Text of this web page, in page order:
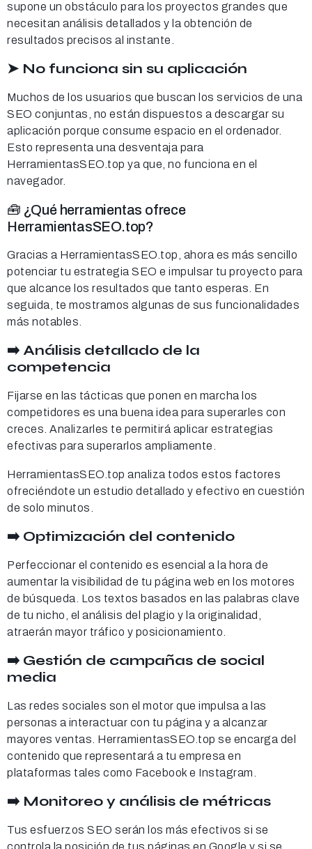
supone un obstáculo para los proyectos grandes que
necesitan análisis detallados y la obtención de
resultados precisos al instante.
➤ No funciona sin su aplicación
Muchos de los usuarios que buscan los servicios de una
SEO conjuntas, no están dispuestos a descargar su
aplicación porque consume espacio en el ordenador.
Esto representa una desventaja para
HerramientasSEO.top ya que, no funciona en el
navegador.
🧰 ¿Qué herramientas ofrece
HerramientasSEO.top?
Gracias a HerramientasSEO.top, ahora es más sencillo
potenciar tu estrategia SEO e impulsar tu proyecto para
que alcance los resultados que tanto esperas. En
seguida, te mostramos algunas de sus funcionalidades
más notables.
➡️ Análisis detallado de la
competencia
Fijarse en las tácticas que ponen en marcha los
competidores es una buena idea para superarles con
creces. Analizarles te permitirá aplicar estrategias
efectivas para superarlos ampliamente.
HerramientasSEO.top analiza todos estos factores
ofreciéndote un estudio detallado y efectivo en cuestión
de solo minutos.
➡️ Optimización del contenido
Perfeccionar el contenido es esencial a la hora de
aumentar la visibilidad de tu página web en los motores
de búsqueda. Los textos basados en las palabras clave
de tu nicho, el análisis del plagio y la originalidad,
atraerán mayor tráfico y posicionamiento.
➡️ Gestión de campañas de social
media
Las redes sociales son el motor que impulsa a las
personas a interactuar con tu página y a alcanzar
mayores ventas. HerramientasSEO.top se encarga del
contenido que representará a tu empresa en
plataformas tales como Facebook e Instagram.
➡️ Monitoreo y análisis de métricas
Tus esfuerzos SEO serán los más efectivos si se
controla la posición de tus páginas en Google y si se